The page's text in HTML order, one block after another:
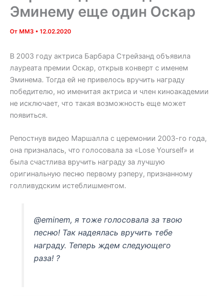
Эминему еще один Оскар
От MM3 • 12.02.2020
В 2003 году актриса Барбара Стрейзанд объявила
лауреата премии Оскар, открыв конверт с именем
Эминема. Тогда ей не привелось вручить награду
победителю, но именитая актриса и член киноакадемии
не исключает, что такая возможность еще может
появиться.
Репостнув видео Маршалла с церемонии 2003-го года,
она призналась, что голосовала за «Lose Yourself» и
была счастлива вручить награду за лучшую
оригинальную песню первому рэперу, признанному
голливудским истеблишментом.
@eminem, я тоже голосовала за твою
песню! Так надеялась вручить тебе
награду. Теперь ждем следующего
раза! ?